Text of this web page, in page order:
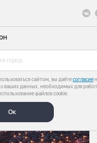
город
сайтом, вы даётесогласие
ваших данных, необходимых для
файлов cookie.
Ок